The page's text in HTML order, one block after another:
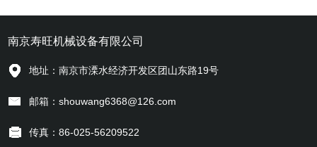
南京寿旺机械设备有限公司
地址：南京市溧水经济开发区团山东路19号
邮箱：shouwang6368@126.com
传真：86-025-56209522